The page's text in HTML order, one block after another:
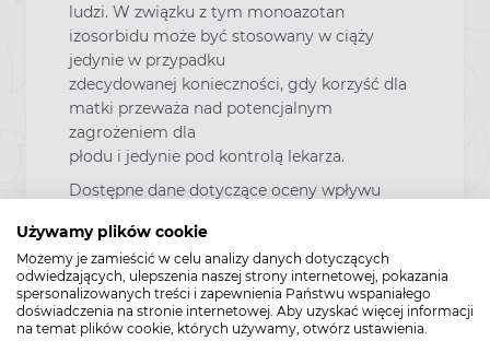
Używamy plików cookie
Możemy je zamieścić w celu analizy danych dotyczących
odwiedzających, ulepszenia naszej strony internetowej, pokazania
spersonalizowanych treści i zapewnienia Państwu wspaniałego
doświadczenia na stronie internetowej. Aby uzyskać więcej informacji
na temat plików cookie, których używamy, otwórz ustawienia.
ludzi. W związku z tym monoazotan
izosorbidu może być stosowany w ciąży
jedynie w przypadku
zdecydowanej konieczności, gdy korzyść dla
matki przeważa nad potencjalnym
zagrożeniem dla
płodu i jedynie pod kontrolą lekarza.
Dostępne dane dotyczące oceny wpływu
karmione piersią są
niejednoznaczne lub niewystarczające. Istnieją
dane wskazujące, że azotany przenikają do
mleka
kobiet karmiących piersią i mogą